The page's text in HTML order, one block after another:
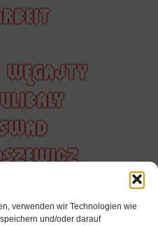
verwenden wir Technologien wie
und/oder darauf
WĘGAJTY